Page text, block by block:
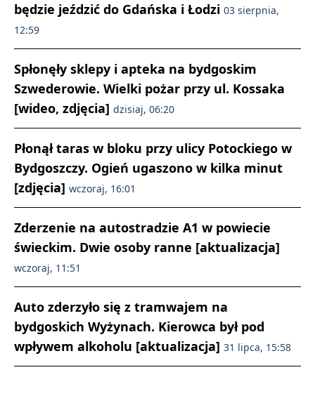
będzie jeździć do Gdańska i Łodzi 03 sierpnia,
12:59
Spłonęły sklepy i apteka na bydgoskim
Szwederowie. Wielki pożar przy ul. Kossaka
[wideo, zdjęcia] dzisiaj, 06:20
Płonął taras w bloku przy ulicy Potockiego w
Bydgoszczy. Ogień ugaszono w kilka minut
[zdjęcia] wczoraj, 16:01
Zderzenie na autostradzie A1 w powiecie
świeckim. Dwie osoby ranne [aktualizacja]
wczoraj, 11:51
Auto zderzyło się z tramwajem na
bydgoskich Wyżynach. Kierowca był pod
wpływem alkoholu [aktualizacja] 31 lipca, 15:58